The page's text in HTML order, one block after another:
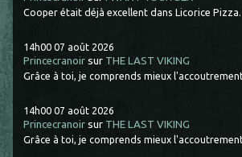
Cooper était déjà excellent dans Licorice Pizza.
14h00 07 août 2026
Princecranoir sur THE LAST VIKING
Grâce à toi, je comprends mieux
14h00 07 août 2026
Princecranoir sur THE LAST VIKING
Grâce à toi, je comprends mieux